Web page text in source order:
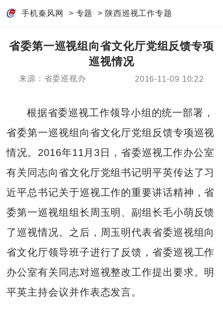
手机秦风网 > 专题 > 陕西巡视工作专题
省委第一巡视组向省文化厅党组反馈专项
巡视情况
来源：省委巡视办 2016-11-09 10:22
根据省委巡视工作领导小组的统一部署，
省委第一巡视组向省文化厅党组反馈专项巡视
情况。2016年11月3日，省委巡视工作办公室
有关同志向省文化厅党组书记明平英传达了习
近平总书记关于巡视工作的重要讲话精神，省
委第一巡视组组长周玉明、副组长毛小萌反馈
了巡视情况。之后，周玉明代表省委巡视组向
省文化厅领导班子进行了反馈，省委巡视工作
办公室有关同志对巡视整改工作提出要求。明
平英主持会议并作表态发言。